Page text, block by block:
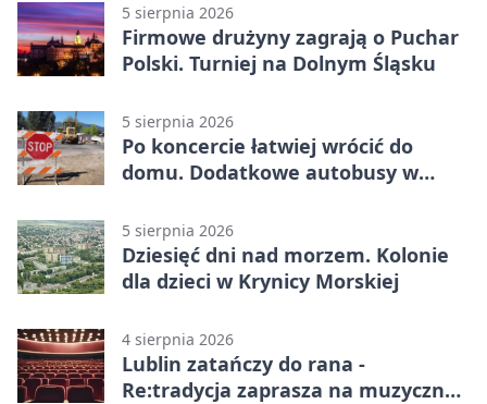
5 sierpnia 2026
Firmowe drużyny zagrają o Puchar
Polski. Turniej na Dolnym Śląsku
5 sierpnia 2026
Po koncercie łatwiej wrócić do
domu. Dodatkowe autobusy w
5 sierpnia 2026
Dziesięć dni nad morzem. Kolonie
dla dzieci w Krynicy Morskiej
4 sierpnia 2026
Lublin zatańczy do rana -
Re:tradycja zaprasza na muzyczną